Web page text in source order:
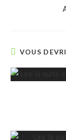
VOUS